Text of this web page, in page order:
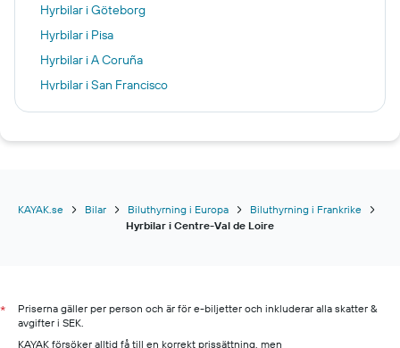
Hyrbilar i Göteborg
Hyrbilar i Pisa
Hyrbilar i A Coruña
Hyrbilar i San Francisco
Hyrbilar i Alicante
Hyrbilar i Heraklion
Hyrbilar i Warszawa
KAYAK.se Bilar Biluthyrning i Europa
Biluthyrning i Frankrike
Hyrbilar i Centre-Val de Loire
*
Priserna gäller per person och är för e-biljetter och inkluderar alla skatter &
avgifter i SEK.
KAYAK försöker alltid få till en korrekt prissättning, men